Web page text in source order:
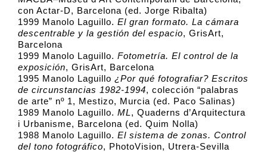
con Actar-D, Barcelona (ed. Jorge Ribalta)
1999 Manolo Laguillo. El gran formato. La cámara
descentrable y la gestión del espacio, GrisArt,
Barcelona
1999 Manolo Laguillo. Fotometría. El control de la
exposición, GrisArt, Barcelona
1995 Manolo Laguillo ¿Por qué fotografiar? Escritos
de circunstancias 1982-1994, colección “palabras
de arte” nº 1, Mestizo, Murcia (ed. Paco Salinas)
1989 Manolo Laguillo. ML, Quaderns d’Arquitectura
i Urbanisme, Barcelona (ed. Quim Nolla)
1988 Manolo Laguillo. El sistema de zonas. Control
del tono fotográfico, PhotoVision, Utrera-Sevilla